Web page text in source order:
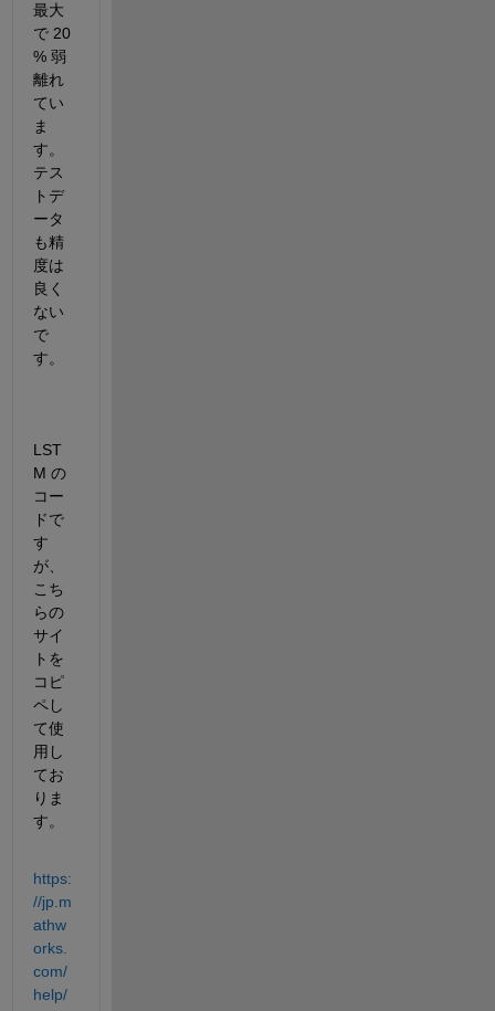
最大
で 20
% 弱
離れ
てい
ま
す。
テス
トデ
ータ
も精
度は
良く
ない
で
す。
LST
M の
コー
ドで
す
が、
こち
らの
サイ
トを
コピ
ペし
て使
用し
てお
りま
す。
https:
//jp.m
athw
orks.
com/
help/